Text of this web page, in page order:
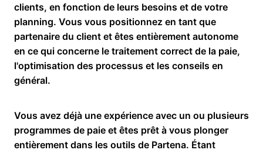
clients, en fonction de leurs besoins et de votre
planning. Vous vous positionnez en tant que
partenaire du client et êtes entièrement autonome
en ce qui concerne le traitement correct de la paie,
l'optimisation des processus et les conseils en
général.
Vous avez déjà une expérience avec un ou plusieurs
programmes de paie et êtes prêt à vous plonger
entièrement dans les outils de Partena. Étant